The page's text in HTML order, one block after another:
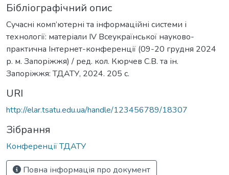
Бібліографічний опис
Сучасні комп’ютерні та інформаційні системи і
технології: матеріали IV Всеукраїнської науково-
практична Інтернет-конференції (09-20 грудня 2024
р. м. Запоріжжя) / ред. кол. Кюрчев С.В. та ін.
Запоріжжя: ТДАТУ, 2024. 205 с.
URI
http://elar.tsatu.edu.ua/handle/123456789/18307
Зібрання
Конференції ТДАТУ
Повна інформація про документ